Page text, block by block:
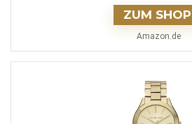
ZUM SHOP
Amazon.de